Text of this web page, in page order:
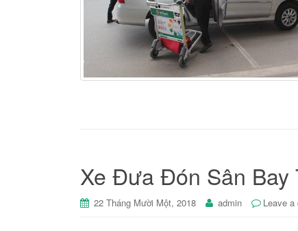
Xe Đưa Đón Sân Bay
22 Tháng Mười Một, 2018 admin Leave